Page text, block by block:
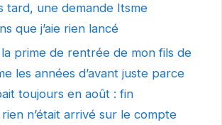
tard, une demande Itsme
que j’aie rien lancé
la prime de rentrée de mon fils de
les années d’avant juste parce
toujours en août : fin
n’était arrivé sur le compte